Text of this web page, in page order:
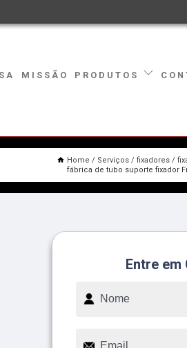
MISSÃO PRODUTOS
Home Serviços fixadores
fábrica de tubo suporte fixador
Entre em